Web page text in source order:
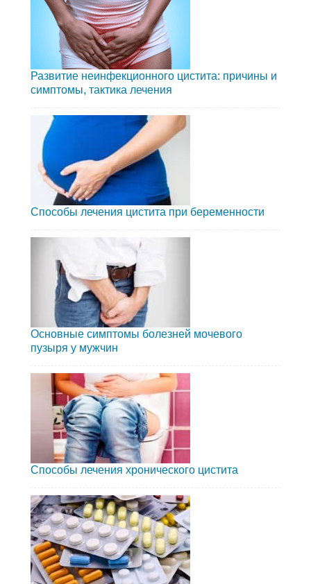
Развитие неинфекционного цистита: причины и
симптомы, тактика лечения
Способы лечения цистита при беременности
Основные симптомы болезней мочевого
пузыря у мужчин
Способы лечения хронического цистита